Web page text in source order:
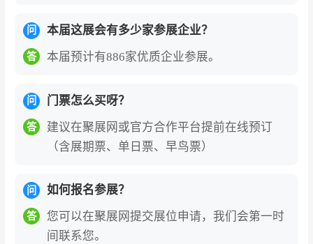
休闲等多元应用场景。
广州亚洲泳池SPA展览会门票为电子门票，中
证信息，国外观众办理需实名制绑定护照信
息，港澳台观众门票登记需实名制绑定港澳台
通行证，现场刷身份证验证入场或出示电子门
广州亚洲泳池SPA展览会的展商名录、参展商
名单部分如下:浙江同发塑机有限公司、宁波徽
涌泳池用品有限公司、河北优威环保设备科技
问 本届这展会有多少家参展企业？
答 本届预计有886家优质企业参展。
问 门票怎么买呀？
答
建议在聚展网或官方合作平台提前在线预订
（含展期票、单日票、早鸟票）
问 如何报名参展？
答
您可以在聚展网提交展位申请，我们会第一时
间联系您。